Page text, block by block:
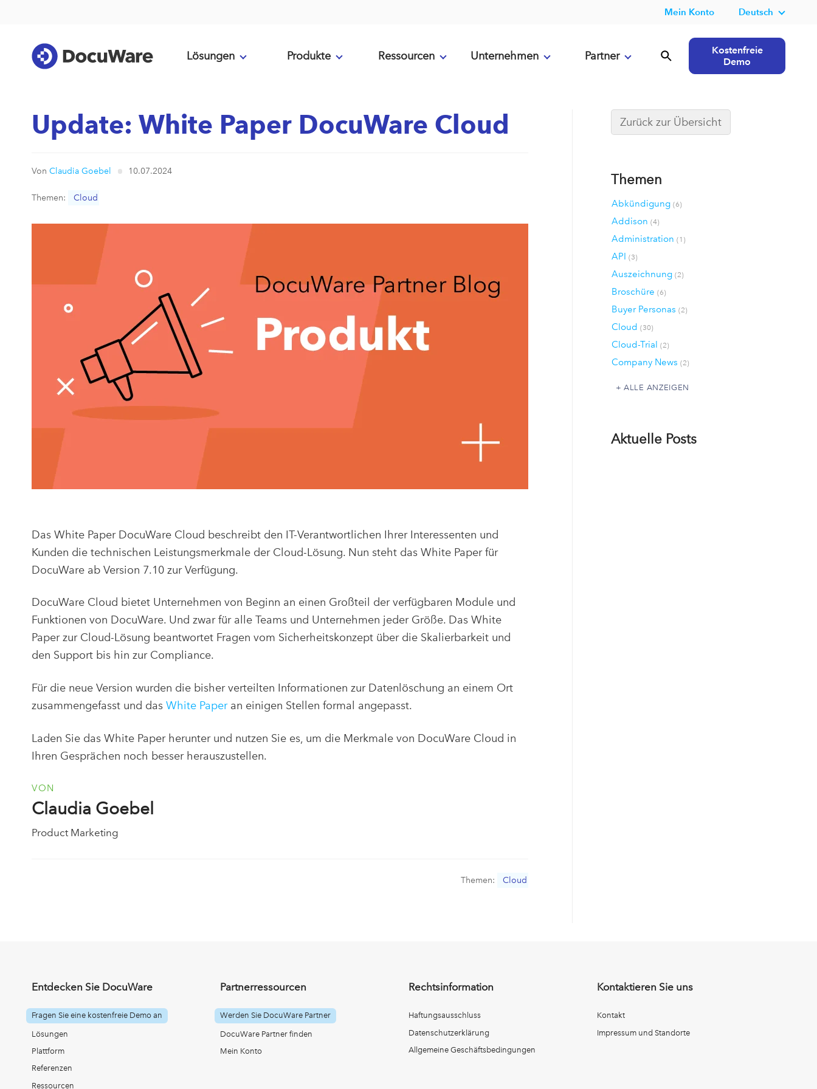
Mein Konto Deutsch
Lösungen Produkte Ressourcen Unternehmen Partner
Kostenfreie
Demo
Update: White Paper DocuWare Cloud
Von Claudia Goebel 10.07.2024
Themen: Cloud
Das White Paper DocuWare Cloud beschreibt den IT-Verantwortlichen Ihrer Interessenten und
Kunden die technischen Leistungsmerkmale der Cloud-Lösung. Nun steht das White Paper für
DocuWare ab Version 7.10 zur Verfügung.
DocuWare Cloud bietet Unternehmen von Beginn an einen Großteil der verfügbaren Module und
Funktionen von DocuWare. Und zwar für alle Teams und Unternehmen jeder Größe. Das White
Paper zur Cloud-Lösung beantwortet Fragen vom Sicherheitskonzept über die Skalierbarkeit und
den Support bis hin zur Compliance.
Für die neue Version wurden die bisher verteilten Informationen zur Datenlöschung an einem Ort
zusammengefasst und das White Paperan einigen Stellen formal angepasst.
Laden Sie das White Paper herunter und nutzen Sie es, um die Merkmale von DocuWare Cloud in
Ihren Gesprächen noch besser herauszustellen.
VON
Claudia Goebel
Product Marketing
Themen: Cloud
Zurück zur Übersicht
Themen
Abkündigung(6)
Addison(4)
Administration(1)
API(3)
Auszeichnung(2)
Broschüre(6)
Buyer Personas(2)
Cloud(30)
Cloud-Trial(2)
Company News(2)
ALLE ANZEIGEN
Aktuelle Posts
Entdecken Sie DocuWare
Fragen Sie eine kostenfreie Demo an
Lösungen
Plattform
Referenzen
Ressourcen
Partnerressourcen
Werden Sie DocuWare Partner
DocuWare Partner finden
Mein Konto
Rechtsinformation
Haftungsausschluss
Datenschutzerklärung
Allgemeine Geschäftsbedingungen
Kontaktieren Sie uns
Kontakt
Impressum und Standorte